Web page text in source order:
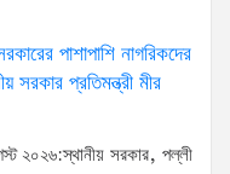
পাশাপাশি নাগরিকদের
সরকার প্রতিমন্ত্রী মীর
২০২৬:স্থানীয় সরকার, পল্লী